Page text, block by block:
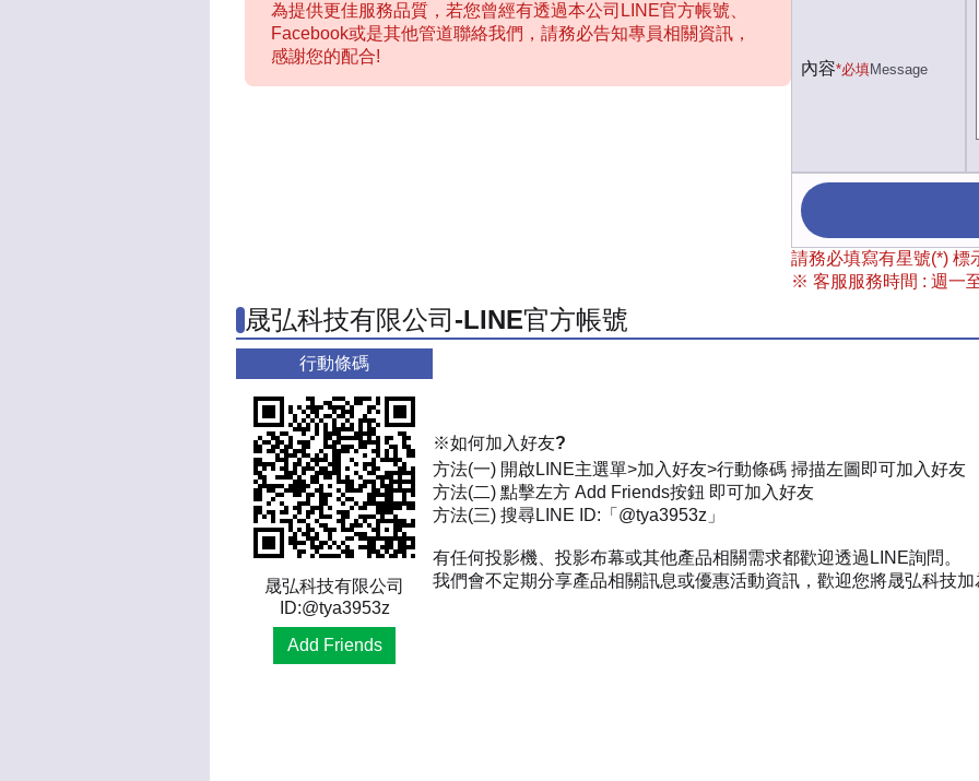
為提供更佳服務品質，若您曾經有透過本公司LINE官方帳號、
Facebook或是其他管道聯絡我們，請務必告知專員相關資訊，
感謝您的配合!
內容*必填Message
請務必填寫有星號(*) 標
※ 客服服務時間 : 週一
晟弘科技有限公司-LINE官方帳號
行動條碼
晟弘科技有限公司
ID:@tya3953z
Add Friends
※如何加入好友?
方法(一) 開啟LINE主選單>加入好友>行動條碼 掃描左圖即可加入好友
方法(二) 點擊左方 Add Friends按鈕 即可加入好友
方法(三) 搜尋LINE ID:「@tya3953z」
有任何投影機、投影布幕或其他產品相關需求都歡迎透過LINE詢問。
我們會不定期分享產品相關訊息或優惠活動資訊，歡迎您將晟弘科技